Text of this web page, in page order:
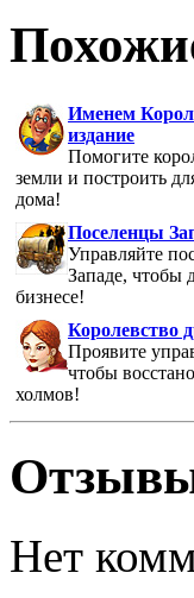
Именем
издание
Помогите
земли и построить
дома!
Поселенцы
Управляйте
Западе, чтобы
бизнесе!
Королевство
Проявите
чтобы
холмов!
Нет